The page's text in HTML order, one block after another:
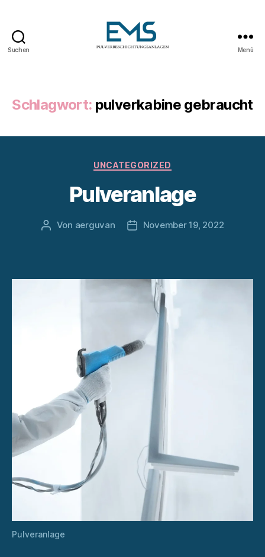
Suchen Menü
Schlagwort: pulverkabine gebraucht
Kategorien
UNCATEGORIZED
Pulveranlage
Beitragsautor
Von aerguvan Veröffentlichungsdatum
November 19, 2022
Pulveranlage